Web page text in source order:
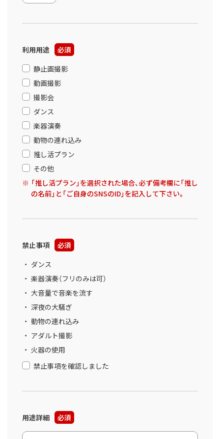
利用用途
必須
静止画撮影
動画撮影
撮影会
ダンス
楽器演奏
動物の連れ込み
推し活プラン
その他
「推し活プラン」を選択された場合、必ず備考欄に「推し
の名前」と「ご自身のSNSのID」を記入して下さい。
禁止事項
必須
ダンス
楽器演奏（フリのみは可）
大音量で音楽を流す
深夜の大騒ぎ
動物の連れ込み
アダルト撮影
火器の使用
禁止事項を確認しました
用途詳細 必須